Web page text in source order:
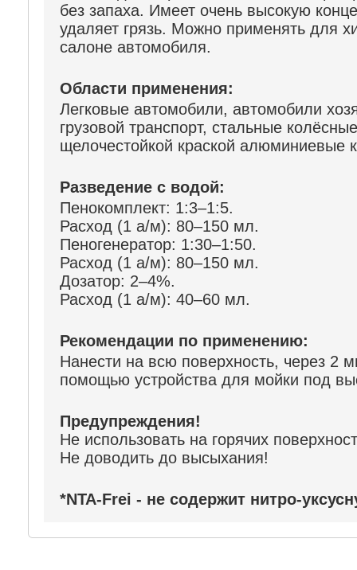
без запаха. Имеет очень высокую
удаляет грязь. Можно применять для
салоне автомобиля.
Области применения:
Легковые автомобили, автомобили
грузовой транспорт, стальные
щелочестойкой краской алюминиевые
Разведение с водой:
Пенокомплект: 1:3–1:5.
Расход (1 а/м): 80–150 мл.
Пеногенератор: 1:30–1:50.
Расход (1 а/м): 80–150 мл.
Дозатор: 2–4%.
Расход (1 а/м): 40–60 мл.
Рекомендации по применению:
Нанести на всю поверхность, через 2
помощью устройства для мойки под
Предупреждения!
Не использовать на горячих
Не доводить до высыхания!
*NTA-Frei - не содержит нитро-